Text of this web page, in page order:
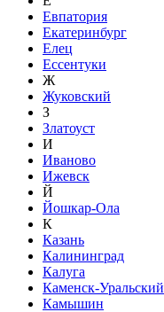
Евпатория
Екатеринбург
Елец
Ессентуки
Ж
Жуковский
З
Златоуст
И
Иваново
Ижевск
Й
Йошкар-Ола
К
Казань
Калининград
Калуга
Каменск-Уральский
Камышин